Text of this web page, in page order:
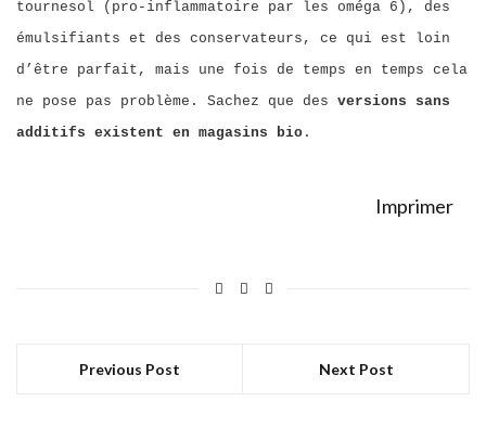
tournesol (pro-inflammatoire par les oméga 6), des
émulsifiants et des conservateurs, ce qui est loin
d’être parfait, mais une fois de temps en temps cela
ne pose pas problème. Sachez que des versions sans
additifs existent en magasins bio .
Imprimer
Previous Post Next Post